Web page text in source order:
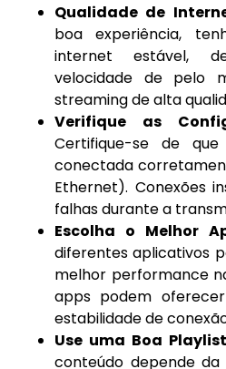
Qualidade de
boa experiência,
internet estável,
velocidade de pelo
streaming de alta
Verifique as
Certifique-se de
conectada
Ethernet). Conexões
falhas durante a
Escolha o Melhor
diferentes aplicativos
melhor performance
apps podem
estabilidade de
Use uma Boa
conteúdo depende